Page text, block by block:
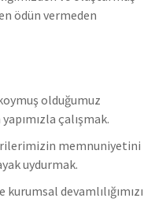
ödün vermeden
olduğumuz
çalışmak.
memnuniyetini
uydurmak.
devamlılığımızı